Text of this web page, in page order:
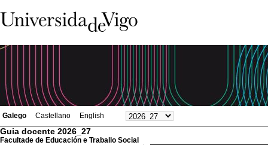
Galego Castellano English
Guia docente 2026_27
Facultade de Educación e Traballo Social